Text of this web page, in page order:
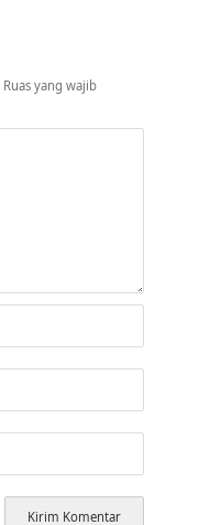
Ruas yang wajib